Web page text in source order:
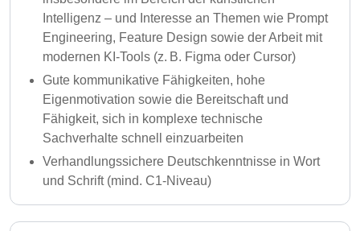
Intelligenz – und Interesse an Themen wie Prompt
Engineering, Feature Design sowie der Arbeit mit
modernen KI-Tools (z. B. Figma oder Cursor)
Gute kommunikative Fähigkeiten, hohe
Eigenmotivation sowie die Bereitschaft und
Fähigkeit, sich in komplexe technische
Sachverhalte schnell einzuarbeiten
Verhandlungssichere Deutschkenntnisse in Wort
und Schrift (mind. C1-Niveau)